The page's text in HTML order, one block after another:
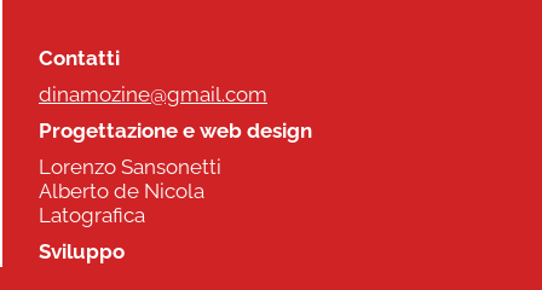
Contatti
dinamozine@gmail.com
Progettazione e web design
Lorenzo Sansonetti
Alberto de Nicola
Latografica
Sviluppo